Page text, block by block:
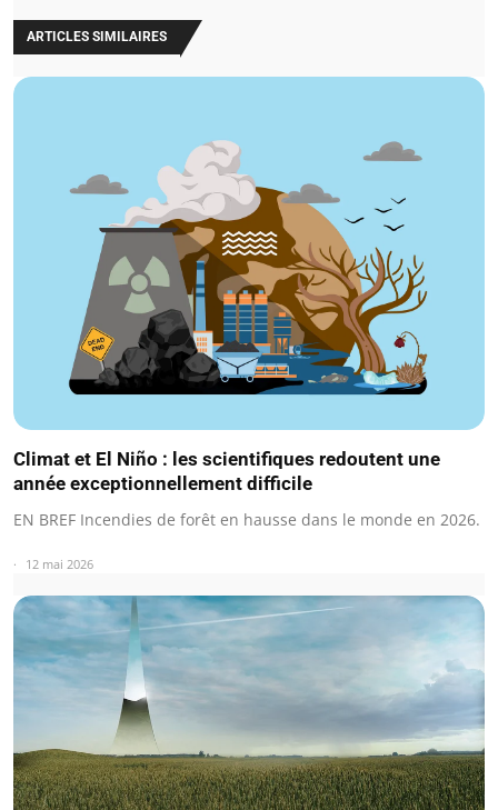
ARTICLES SIMILAIRES
Climat et El Niño : les scientifiques redoutent une
année exceptionnellement difficile
EN BREF Incendies de forêt en hausse dans le monde en 2026.
12 mai 2026